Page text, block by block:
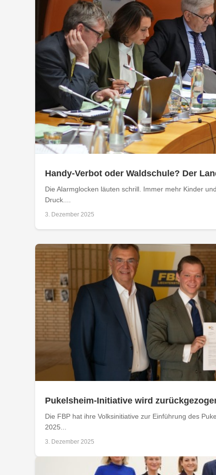
Handy-Verbot oder Waldschule? Der
Die Alarmglocken läuten schrill. Immer mehr Kinder
Druck....
3. Dezember 2025
Pukelsheim-Initiative wird
Die FBP hat ihre Volksinitiative zur Einführung des
2025...
3. Dezember 2025